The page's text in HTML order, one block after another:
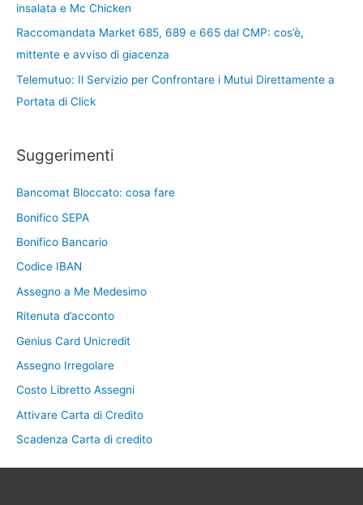
insalata e Mc Chicken
Raccomandata Market 685, 689 e 665 dal CMP: cos’è,
mittente e avviso di giacenza
Telemutuo: Il Servizio per Confrontare i Mutui Direttamente a
Portata di Click
Suggerimenti
Bancomat Bloccato: cosa fare
Bonifico SEPA
Bonifico Bancario
Codice IBAN
Assegno a Me Medesimo
Ritenuta d’acconto
Genius Card Unicredit
Assegno Irregolare
Costo Libretto Assegni
Attivare Carta di Credito
Scadenza Carta di credito